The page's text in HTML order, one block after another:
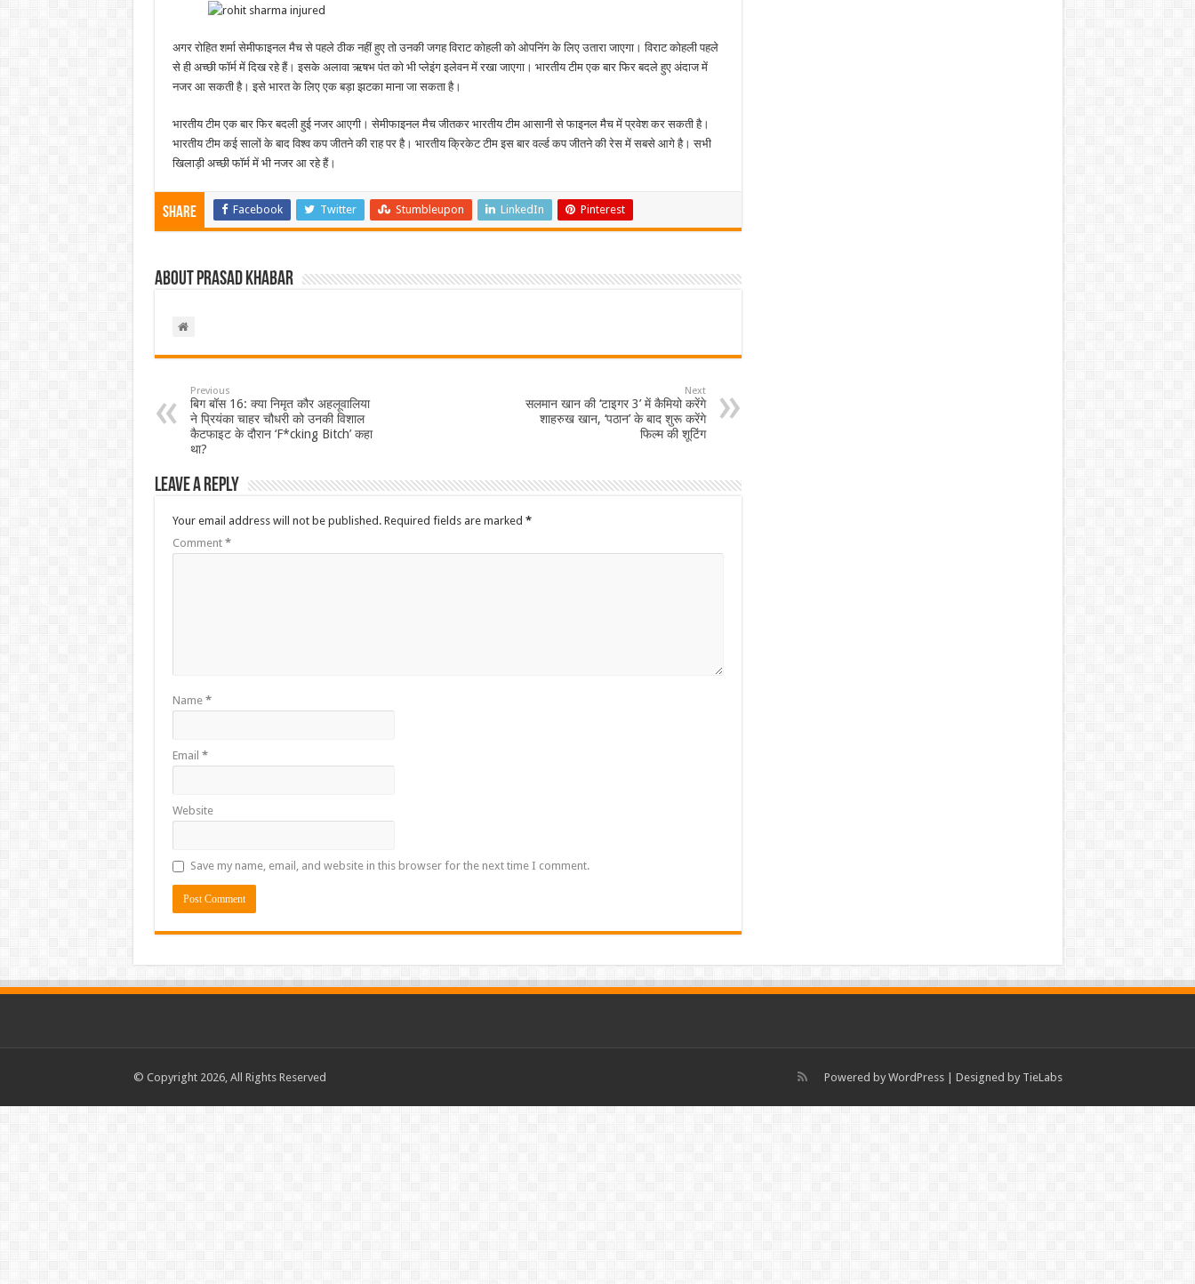
अगर रोहित शर्मा सेमीफाइनल मैच से पहले ठीक नहीं हुए तो उनकी जगह विराट कोहली को ओपनिंग के लिए उतारा जाएगा। विराट कोहली पहले
से ही अच्छी फॉर्म में दिख रहे हैं। इसके अलावा ऋषभ पंत को भी प्लेइंग इलेवन में रखा जाएगा। भारतीय टीम एक बार फिर बदले हुए अंदाज में
नजर आ सकती है। इसे भारत के लिए एक बड़ा झटका माना जा सकता है।
भारतीय टीम एक बार फिर बदली हुई नजर आएगी। सेमीफाइनल मैच जीतकर भारतीय टीम आसानी से फाइनल मैच में प्रवेश कर सकती है।
भारतीय टीम कई सालों के बाद विश्व कप जीतने की राह पर है। भारतीय क्रिकेट टीम इस बार वर्ल्ड कप जीतने की रेस में सबसे आगे है। सभी
खिलाड़ी अच्छी फॉर्म में भी नजर आ रहे हैं।
Share Facebook Twitter Stumbleupon LinkedIn Pinterest
About Prasad Khabar
Previous
बिग बॉस 16: क्या निमृत कौर अहलूवालिया
ने प्रियंका चाहर चौधरी को उनकी विशाल
कैटफाइट के दौरान ‘F*cking Bitch’ कहा
था?
Next
सलमान खान की ‘टाइगर 3’ में कैमियो करेंगे
शाहरुख खान, ‘पठान’ के बाद शुरू करेंगे
फिल्म की शूटिंग
Leave a Reply
Your email address will not be published. Required fields are marked *
Comment *
Name *
Email *
Website
Save my name, email, and website in this browser for the next time I comment.
Powered by WordPress| Designed by TieLabs
© Copyright 2026, All Rights Reserved